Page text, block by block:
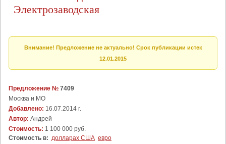
Электрозаводская
Внимание! Предложение не актуально! Срок публикации истек
12.01.2015
Предложение № 7409
Москва и МО
Добавлено: 16.07.2014 г.
Автор: Андрей
Стоимость: 1 100 000 руб.
Стоимость в: долларах США евро